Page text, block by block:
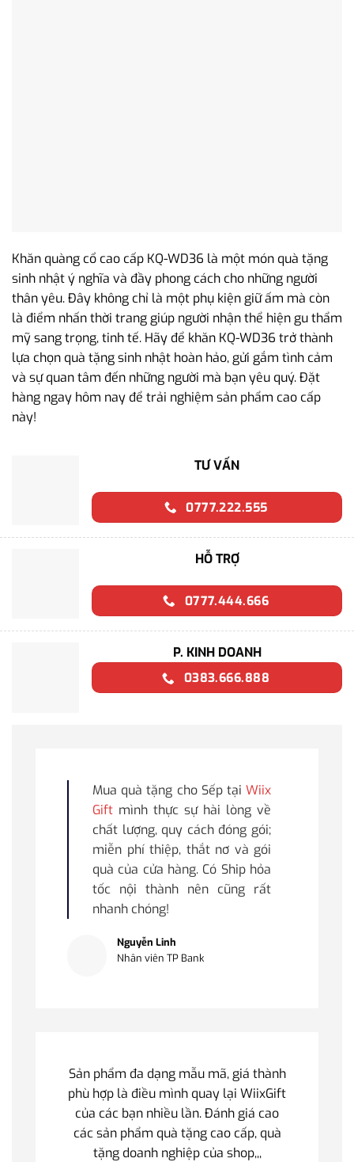
Khăn quàng cổ cao cấp KQ-WD36 là một món quà tặng
sinh nhật ý nghĩa và đầy phong cách cho những người
thân yêu. Đây không chỉ là một phụ kiện giữ ấm mà còn
là điểm nhấn thời trang giúp người nhận thể hiện gu thẩm
mỹ sang trọng, tinh tế. Hãy để khăn KQ-WD36 trở thành
lựa chọn quà tặng sinh nhật hoàn hảo, gửi gắm tình cảm
và sự quan tâm đến những người mà bạn yêu quý. Đặt
hàng ngay hôm nay để trải nghiệm sản phẩm cao cấp
này!
TƯ VẤN
0777.222.555
HỖ TRỢ
0777.444.666
P. KINH DOANH
0383.666.888
Mua quà tặng cho Sếp tại Wiix
Gift mình thực sự hài lòng về
chất lượng, quy cách đóng gói;
miễn phí thiệp, thắt nơ và gói
quà của cửa hàng. Có Ship hỏa
tốc nội thành nên cũng rất
nhanh chóng!
Nguyễn Linh
Nhân viên TP Bank
Sản phẩm đa dạng mẫu mã, giá thành
phù hợp là điều mình quay lại WiixGift
của các bạn nhiều lần. Đánh giá cao
các sản phẩm quà tặng cao cấp, quà
tặng doanh nghiệp của shop,,,